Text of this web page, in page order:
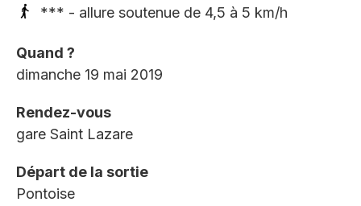
*** - allure soutenue de 4,5 à 5 km/h
Quand ?
dimanche 19 mai 2019
Rendez-vous
gare Saint Lazare
Départ de la sortie
Pontoise